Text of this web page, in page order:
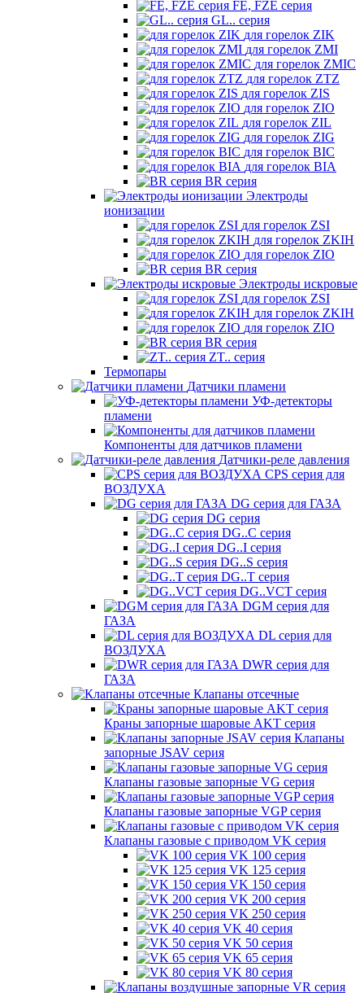
FE, FZE серия
GL.. серия
для горелок ZIK
для горелок ZMI
для горелок ZMIC
для горелок ZTZ
для горелок ZIS
для горелок ZIO
для горелок ZIL
для горелок ZIG
для горелок BIC
для горелок BIA
BR серия
Электроды
ионизации
для горелок ZSI
для горелок ZKIH
для горелок ZIO
BR серия
Электроды искровые
для горелок ZSI
для горелок ZKIH
для горелок ZIO
BR серия
ZT.. серия
Термопары
Датчики пламени
УФ-детекторы
пламени
Компоненты для датчиков пламени
Датчики-реле давления
CPS серия для
ВОЗДУХА
DG серия для ГАЗА
DG серия
DG..C серия
DG..I серия
DG..S серия
DG..T серия
DG..VCT серия
DGM серия для
ГАЗА
DL серия для
ВОЗДУХА
DWR серия для
ГАЗА
Клапаны отсечные
Краны запорные шаровые AKT серия
Клапаны
запорные JSAV серия
Клапаны газовые запорные VG серия
Клапаны газовые запорные VGP серия
Клапаны газовые с приводом VK серия
VK 100 серия
VK 125 серия
VK 150 серия
VK 200 серия
VK 250 серия
VK 40 серия
VK 50 серия
VK 65 серия
VK 80 серия